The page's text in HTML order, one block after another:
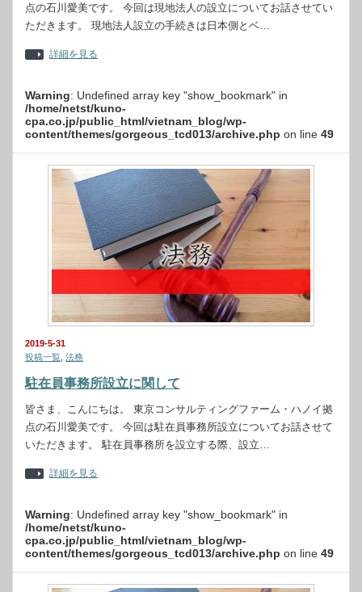
点の石川愛美です。 今回は現地法人の設立についてお話させてい
ただきます。 現地法人設立の手続きは日本側とベ…
詳細を見る
Warning: Undefined array key "show_bookmark" in
/home/netst/kuno-
cpa.co.jp/public_html/vietnam_blog/wp-
content/themes/gorgeous_tcd013/archive.php on line 49
2019-5-31
投稿一覧 法務
駐在員事務所設立に関して
皆さま、こんにちは。 東京コンサルティングファーム・ハノイ拠
点の石川愛美です。 今回は駐在員事務所設立についてお話させて
いただきます。 駐在員事務所を設立する際、設立…
詳細を見る
Warning: Undefined array key "show_bookmark" in
/home/netst/kuno-
cpa.co.jp/public_html/vietnam_blog/wp-
content/themes/gorgeous_tcd013/archive.php on line 49